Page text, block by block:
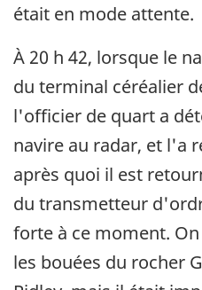
était en mode attente.
À 20 h 42, lorsque le
du terminal céréalier
l'officier de quart a
navire au radar, et l'a
après quoi il est
du transmetteur
forte à ce moment.
les bouées du rocher